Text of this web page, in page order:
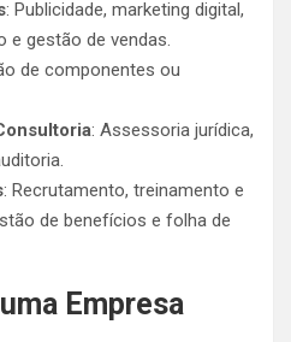
: Publicidade, marketing digital,
e gestão de vendas.
de componentes ou
: Assessoria jurídica,
: Recrutamento, treinamento e
de benefícios e folha de
Empresa